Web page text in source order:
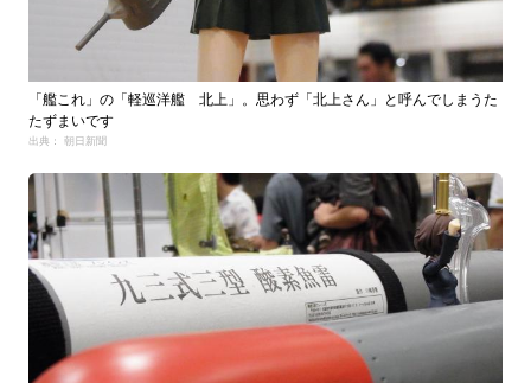
「艦これ」の「軽巡洋艦 北上」。思わず「北上さん」と呼んでしまうた
たずまいです
出典： 朝日新聞